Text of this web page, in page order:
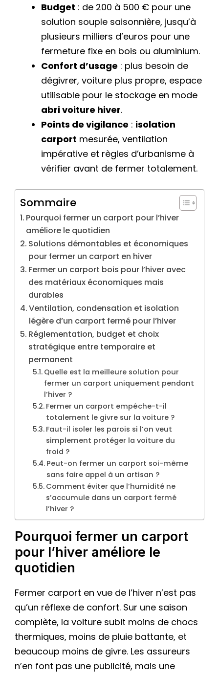
Budget : de 200 à 500 € pour une
solution souple saisonnière, jusqu’à
plusieurs milliers d’euros pour une
fermeture fixe en bois ou aluminium.
Confort d’usage : plus besoin de
dégivrer, voiture plus propre, espace
utilisable pour le stockage en mode
abri voiture hiver.
Points de vigilance : isolation
carport mesurée, ventilation
impérative et règles d’urbanisme à
vérifier avant de fermer totalement.
Sommaire
Pourquoi fermer un carport pour l’hiver
améliore le quotidien
Solutions démontables et économiques
pour fermer un carport en hiver
Fermer un carport bois pour l’hiver avec
des matériaux économiques mais
durables
Ventilation, condensation et isolation
légère d’un carport fermé pour l’hiver
Réglementation, budget et choix
stratégique entre temporaire et
permanent
Quelle est la meilleure solution pour
fermer un carport uniquement pendant
l’hiver ?
Fermer un carport empêche-t-il
totalement le givre sur la voiture ?
Faut-il isoler les parois si l’on veut
simplement protéger la voiture du
froid ?
Peut-on fermer un carport soi-même
sans faire appel à un artisan ?
Comment éviter que l’humidité ne
s’accumule dans un carport fermé
l’hiver ?
Pourquoi fermer un carport
pour l’hiver améliore le
quotidien
Fermer carport en vue de l’hiver n’est pas
qu’un réflexe de confort. Sur une saison
complète, la voiture subit moins de chocs
thermiques, moins de pluie battante, et
beaucoup moins de givre. Les assureurs
n’en font pas une publicité, mais une